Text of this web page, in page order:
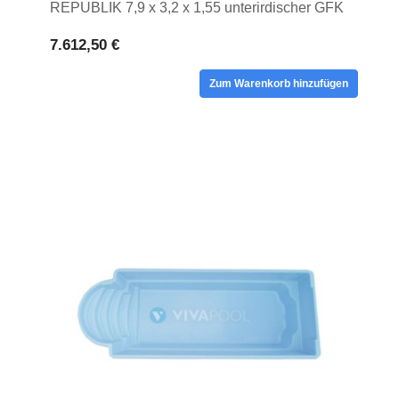
REPUBLIK 7,9 x 3,2 x 1,55 unterirdischer GFK
7.612,50 €
Zum Warenkorb hinzufügen